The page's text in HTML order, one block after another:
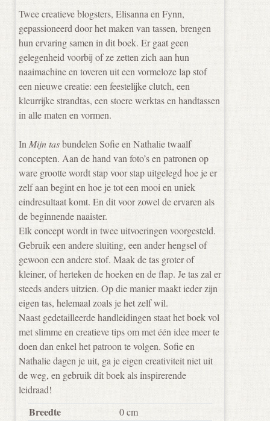
Twee creatieve blogsters, Elisanna en Fynn,
gepassioneerd door het maken van tassen, brengen
hun ervaring samen in dit boek. Er gaat geen
gelegenheid voorbij of ze zetten zich aan hun
naaimachine en toveren uit een vormeloze lap stof
een nieuwe creatie: een feestelijke clutch, een
kleurrijke strandtas, een stoere werktas en handtassen
in alle maten en vormen.
In Mijn tasbundelen Sofie en Nathalie twaalf
concepten. Aan de hand van foto’s en patronen op
ware grootte wordt stap voor stap uitgelegd hoe je er
zelf aan begint en hoe je tot een mooi en uniek
eindresultaat komt. En dit voor zowel de ervaren als
de beginnende naaister.
Elk concept wordt in twee uitvoeringen voorgesteld.
Gebruik een andere sluiting, een ander hengsel of
gewoon een andere stof. Maak de tas groter of
kleiner, of herteken de hoeken en de flap. Je tas zal er
steeds anders uitzien. Op die manier maakt ieder zijn
eigen tas, helemaal zoals je het zelf wil.
Naast gedetailleerde handleidingen staat het boek vol
met slimme en creatieve tips om met één idee meer te
doen dan enkel het patroon te volgen. Sofie en
Nathalie dagen je uit, ga je eigen creativiteit niet uit
de weg, en gebruik dit boek als inspirerende
leidraad!
Breedte 0 cm